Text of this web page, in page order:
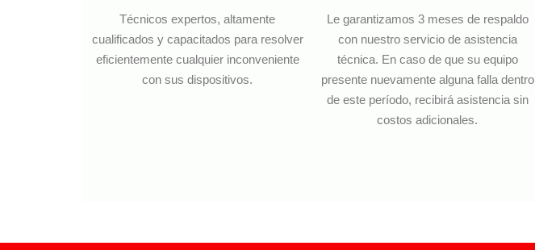
Técnicos expertos, altamente
cualificados y capacitados para resolver
eficientemente cualquier inconveniente
con sus dispositivos.
Le garantizamos 3 meses de respaldo
con nuestro servicio de asistencia
técnica. En caso de que su equipo
presente nuevamente alguna falla dentro
de este período, recibirá asistencia sin
costos adicionales.